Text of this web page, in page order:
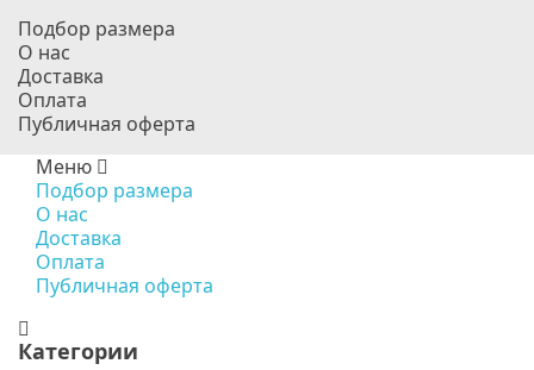
Подбор размера
О нас
Доставка
Оплата
Публичная оферта
Меню
Подбор размера
О нас
Доставка
Оплата
Публичная оферта
Категории